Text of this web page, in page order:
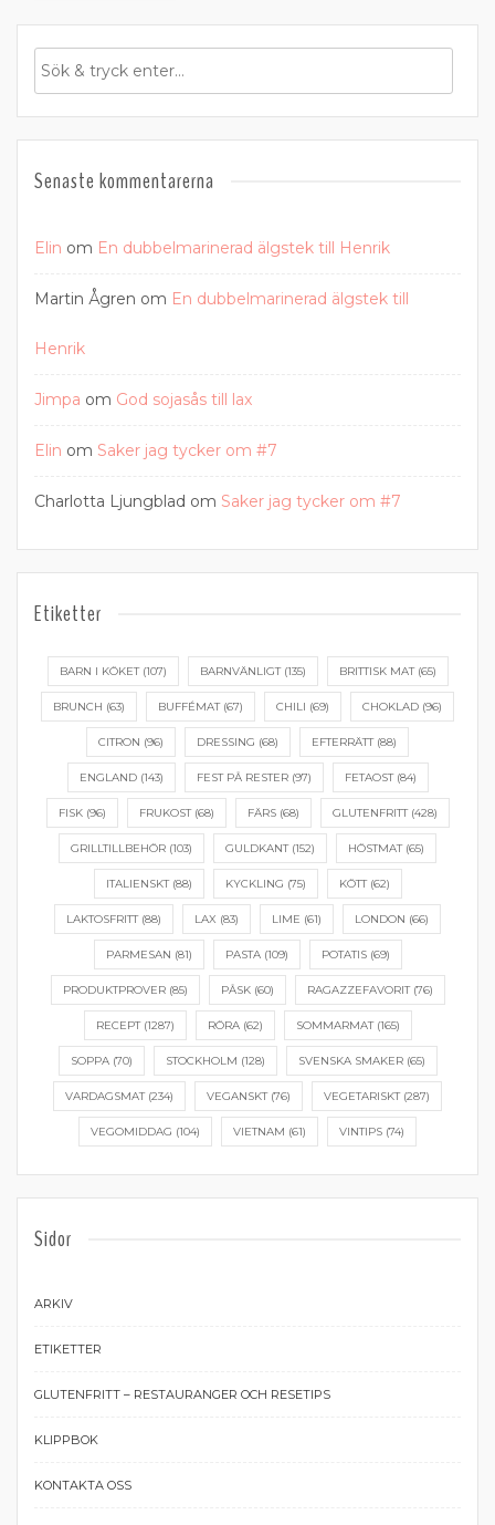
Senaste kommentarerna
Elin om En dubbelmarinerad älgstek till Henrik
Martin Ågren om En dubbelmarinerad älgstek till
Henrik
Jimpa om God sojasås till lax
Elin om Saker jag tycker om #7
Charlotta Ljungblad om Saker jag tycker om #7
Etiketter
BARN I KÖKET(107) BARNVÄNLIGT(135) BRITTISK MAT(65)
BRUNCH (63) BUFFÉMAT(67) CHILI (69) CHOKLAD (96)
CITRON (96) DRESSING (68) EFTERRÄTT(88)
ENGLAND(143) FEST PÅ RESTER(97) FETAOST(84)
FISK(96) FRUKOST(68) FÄRS(68) GLUTENFRITT(428)
GRILLTILLBEHÖR (103) GULDKANT(152) HÖSTMAT(65)
ITALIENSKT(88) KYCKLING (75) KÖTT(62)
LAKTOSFRITT(88) LAX (83) LIME (61) LONDON (66)
PARMESAN (81) PASTA(109) POTATIS(69)
PRODUKTPROVER(85) PÅSK(60) RAGAZZEFAVORIT(76)
RECEPT(1287) RÖRA(62) SOMMARMAT(165)
SOPPA(70) STOCKHOLM (128) SVENSKA SMAKER(65)
VARDAGSMAT(234) VEGANSKT(76) VEGETARISKT(287)
VEGOMIDDAG (104) VIETNAM (61) VINTIPS (74)
Sidor
ARKIV
ETIKETTER
GLUTENFRITT – RESTAURANGER OCH RESETIPS
KLIPPBOK
KONTAKTA OSS